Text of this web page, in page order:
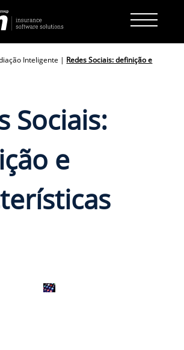
Inteligente | Redes Sociais: definição e
Sociais:
e